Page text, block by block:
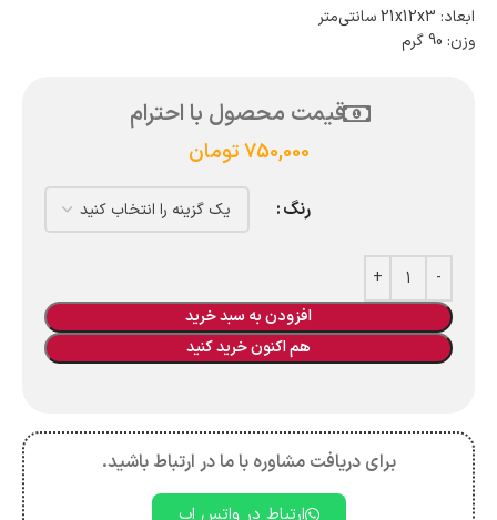
ابعاد: 21x12x3 سانتی‌متر
وزن: 90 گرم
قیمت محصول با احترام
750,000تومان
رنگ
افزودن به سبد خرید
هم اکنون خرید کنید
برای دریافت مشاوره با ما در ارتباط باشید.